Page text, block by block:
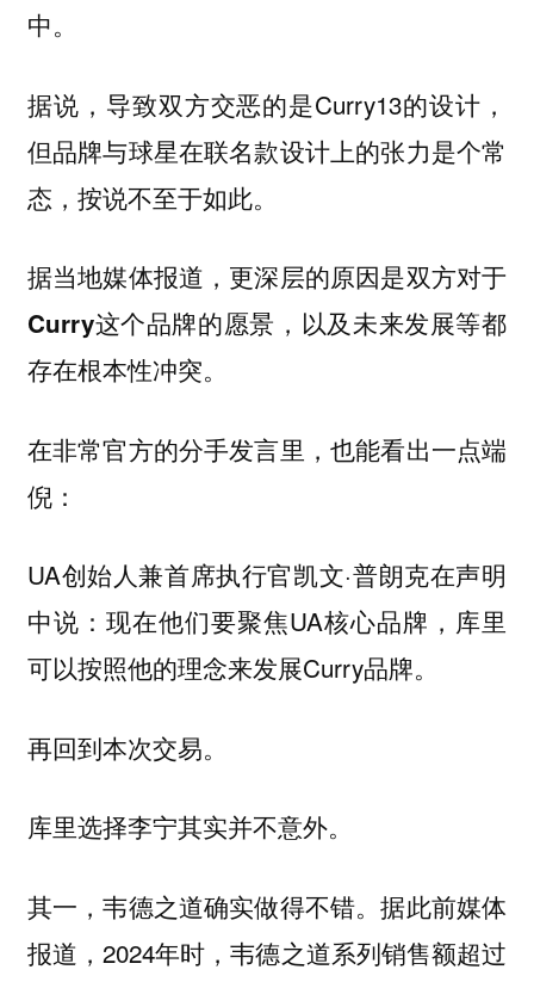
中。
据说，导致双方交恶的是Curry13的设计，
但品牌与球星在联名款设计上的张力是个常
态，按说不至于如此。
据当地媒体报道，更深层的原因是双方对于
Curry这个品牌的愿景，以及未来发展等都
存在根本性冲突。
在非常官方的分手发言里，也能看出一点端
倪：
UA创始人兼首席执行官凯文·普朗克在声明
中说：现在他们要聚焦UA核心品牌，库里
可以按照他的理念来发展Curry品牌。
再回到本次交易。
库里选择李宁其实并不意外。
其一，韦德之道确实做得不错。据此前媒体
报道，2024年时，韦德之道系列销售额超过